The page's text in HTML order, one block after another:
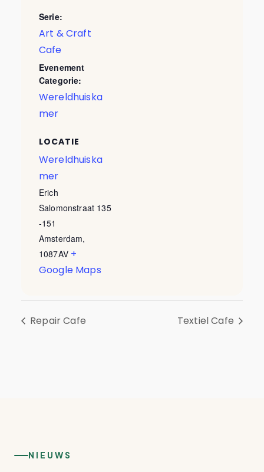
Serie:
Art & Craft
Cafe
Evenement
Categorie:
Wereldhuiska
mer
LOCATIE
Wereldhuiska
mer
Erich
Salomonstraat 135
-151
Amsterdam,
1087AV +
Google Maps
Repair Cafe Textiel Cafe
NIEUWS